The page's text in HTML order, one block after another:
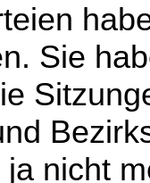
Sie
nicht